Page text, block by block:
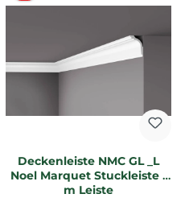
Deckenleiste NMC GL _L
Noel Marquet Stuckleiste 1
m Leiste